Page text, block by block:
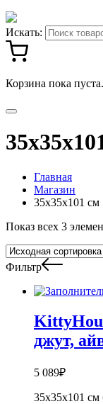
Искать:
Корзина пока пуста.
Главная
Магазин
35x35x101 см
Показ всех 3
Фильтр
джут,
5 089₽
35x35x101 см